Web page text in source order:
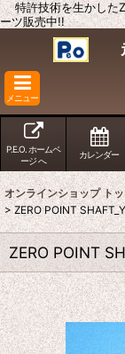
特許技術を生かした
ーツ販売中!!
メニュー
P.E.O. ホームペ
ージ へ
カレンダー
オンラインショップ ト
> ZERO POINT
ZERO POINT